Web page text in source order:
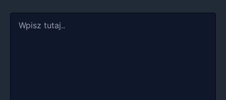
tutaj..